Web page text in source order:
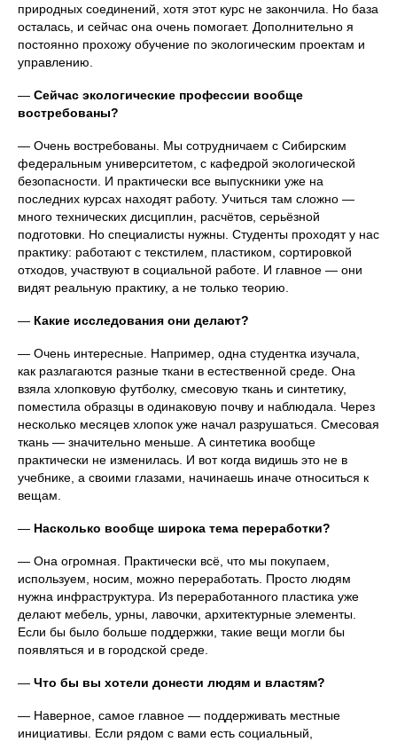
природных соединений, хотя этот курс не закончила. Но база
осталась, и сейчас она очень помогает. Дополнительно я
постоянно прохожу обучение по экологическим проектам и
управлению.
— Сейчас экологические профессии вообще
востребованы?
— Очень востребованы. Мы сотрудничаем с Сибирским
федеральным университетом, с кафедрой экологической
безопасности. И практически все выпускники уже на
последних курсах находят работу. Учиться там сложно —
много технических дисциплин, расчётов, серьёзной
подготовки. Но специалисты нужны. Студенты проходят у нас
практику: работают с текстилем, пластиком, сортировкой
отходов, участвуют в социальной работе. И главное — они
видят реальную практику, а не только теорию.
— Какие исследования они делают?
— Очень интересные. Например, одна студентка изучала,
как разлагаются разные ткани в естественной среде. Она
взяла хлопковую футболку, смесовую ткань и синтетику,
поместила образцы в одинаковую почву и наблюдала. Через
несколько месяцев хлопок уже начал разрушаться. Смесовая
ткань — значительно меньше. А синтетика вообще
практически не изменилась. И вот когда видишь это не в
учебнике, а своими глазами, начинаешь иначе относиться к
вещам.
— Насколько вообще широка тема переработки?
— Она огромная. Практически всё, что мы покупаем,
используем, носим, можно переработать. Просто людям
нужна инфраструктура. Из переработанного пластика уже
делают мебель, урны, лавочки, архитектурные элементы.
Если бы было больше поддержки, такие вещи могли бы
появляться и в городской среде.
— Что бы вы хотели донести людям и властям?
— Наверное, самое главное — поддерживать местные
инициативы. Если рядом с вами есть социальный,